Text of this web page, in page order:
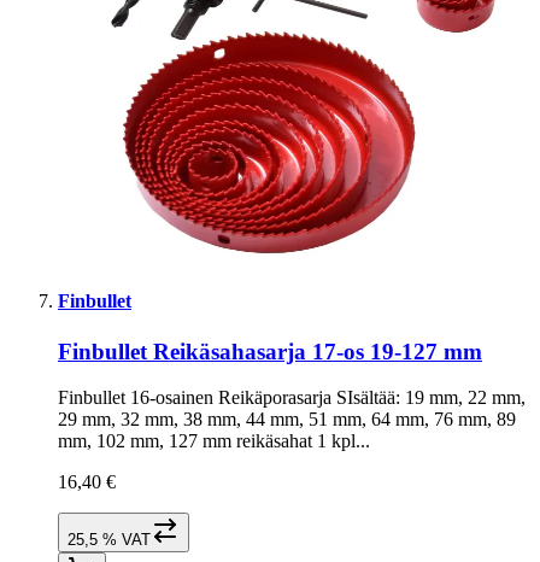
Finbullet
Finbullet Reikäsahasarja 17-os 19-127 mm
Finbullet 16-osainen Reikäporasarja SIsältää: 19 mm, 22 mm,
29 mm, 32 mm, 38 mm, 44 mm, 51 mm, 64 mm, 76 mm, 89
mm, 102 mm, 127 mm reikäsahat 1 kpl...
16,40 €
25,5 % VAT